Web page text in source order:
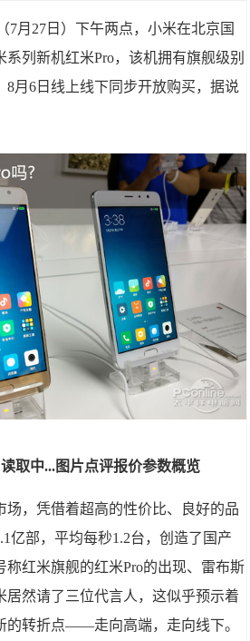
7月27日）下午两点，小米在北京国
列新机红米Pro，该机拥有旗舰级别
8月6日线上线下同步开放购买，据说
取中...图片点评报价参数概览
场，凭借着超高的性价比、良好的品
亿部，平均每秒1.2台，创造了国产
称红米旗舰的红米Pro的出现、雷布斯
居然请了三位代言人，这似乎预示着
的转折点——走向高端，走向线下。